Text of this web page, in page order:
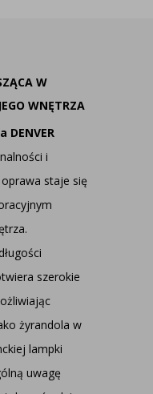
W
WNĘTRZA
DENVER
i
staje się
szerokie
żyrandola w
lampki
uwagę